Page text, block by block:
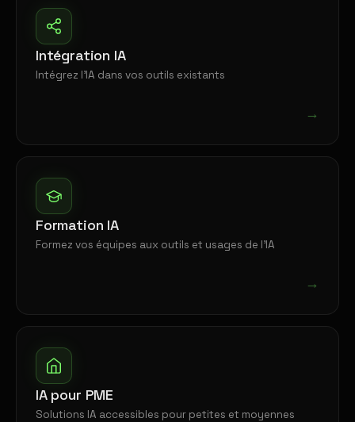
Intégration IA
Intégrez l'IA dans vos outils existants
→
Formation IA
Formez vos équipes aux outils et usages de l'IA
→
IA pour PME
Solutions IA accessibles pour petites et moyennes